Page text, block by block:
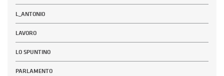
L_ANTONIO
LAVORO
LO SPUNTINO
PARLAMENTO